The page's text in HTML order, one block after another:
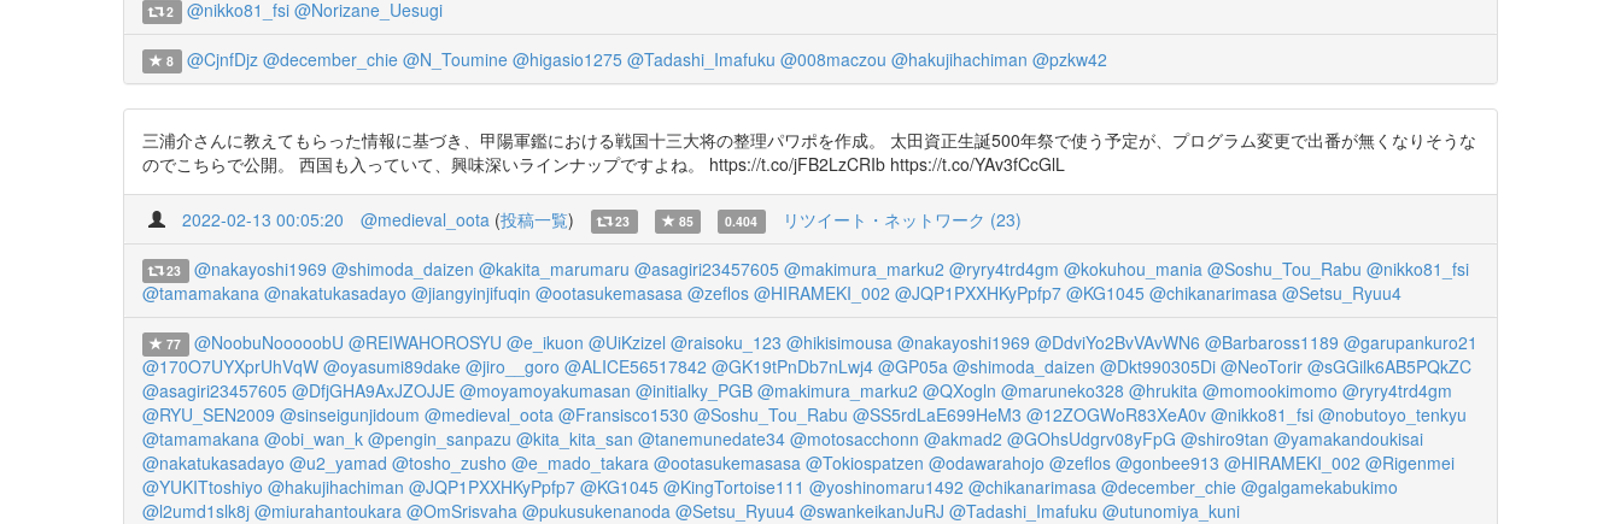
2 @nikko81_fsi @Norizane_Uesugi
8 @CjnfDjz @december_chie @N_Toumine @higasio1275 @Tadashi_Imafuku @008maczou @hakujihachiman @pzkw42
三浦介さんに教えてもらった情報に基づき、甲陽軍鑑における戦国十三大将の整理パワポを作成。 太田資正生誕500年祭で使う予定が、プログラム変更で出番が無くなりそうな
のでこちらで公開。 西国も入っていて、興味深いラインナップですよね。 https://t.co/jFB2LzCRIb https://t.co/YAv3fCcGlL
2022-02-13 00:05:20 @medieval_oota (投稿一覧) 23 85 0.404 リツイート・ネットワーク (23)
23 @nakayoshi1969 @shimoda_daizen @kakita_marumaru @asagiri23457605 @makimura_marku2 @ryry4trd4gm @kokuhou_mania @Soshu_Tou_Rabu @nikko81_fsi
@tamamakana @nakatukasadayo @jiangyinjifuqin @ootasukemasasa @zeflos @HIRAMEKI_002 @JQP1PXXHKyPpfp7 @KG1045 @chikanarimasa @Setsu_Ryuu4
77 @NoobuNooooobU @REIWAHOROSYU @e_ikuon @UiKzizel @raisoku_123 @hikisimousa @nakayoshi1969 @DdviYo2BvVAvWN6 @Barbaross1189 @garupankuro21
@170O7UYXprUhVqW @oyasumi89dake @jiro__goro @ALICE56517842 @GK19tPnDb7nLwj4 @GP05a @shimoda_daizen @Dkt990305Di @NeoTorir @sGGilk6AB5PQkZC
@asagiri23457605 @DfjGHA9AxJZOJJE @moyamoyakumasan @initialky_PGB @makimura_marku2 @QXogln @maruneko328 @hrukita @momookimomo @ryry4trd4gm
@RYU_SEN2009 @sinseigunjidoum @medieval_oota @Fransisco1530 @Soshu_Tou_Rabu @SS5rdLaE699HeM3 @12ZOGWoR83XeA0v @nikko81_fsi @nobutoyo_tenkyu
@tamamakana @obi_wan_k @pengin_sanpazu @kita_kita_san @tanemunedate34 @motosacchonn @akmad2 @GOhsUdgrv08yFpG @shiro9tan @yamakandoukisai
@nakatukasadayo @u2_yamad @tosho_zusho @e_mado_takara @ootasukemasasa @Tokiospatzen @odawarahojo @zeflos @gonbee913 @HIRAMEKI_002 @Rigenmei
@YUKITtoshiyo @hakujihachiman @JQP1PXXHKyPpfp7 @KG1045 @KingTortoise111 @yoshinomaru1492 @chikanarimasa @december_chie @galgamekabukimo
@l2umd1slk8j @miurahantoukara @OmSrisvaha @pukusukenanoda @Setsu_Ryuu4 @swankeikanJuRJ @Tadashi_Imafuku @utunomiya_kuni